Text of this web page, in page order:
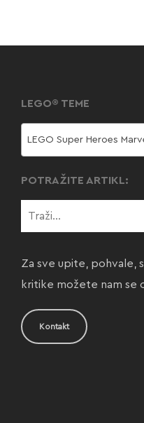
LEGO® TEME
LEGO Super Heroes
POTRAŽITE ARTIKL:
Za sve upite, pohvale,
kritike možete nam se
Kontakt